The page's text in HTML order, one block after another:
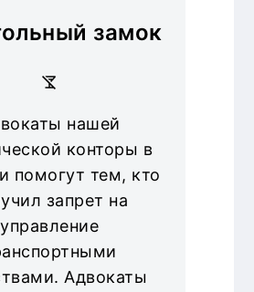
замок
нашей
конторы в
помогут тем, кто
запрет на
управление
Адвокаты